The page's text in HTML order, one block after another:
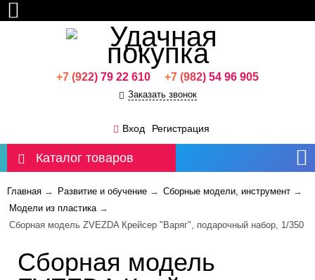
+7 (922) 79 22 610 +7 (982) 54 96 905
Заказать звонок
Вход
Регистрация
Каталог товаров
Главная → Развитие и обучение → Сборные модели, инструмент →
Модели из пластика→
Сборная модель ZVEZDA Крейсер "Варяг", подарочный набор, 1/350
Сборная модель